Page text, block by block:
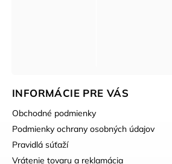
INFORMÁCIE PRE VÁS
Obchodné podmienky
Podmienky ochrany osobných údajov
Pravidlá súťaží
Vrátenie tovaru a reklamácia